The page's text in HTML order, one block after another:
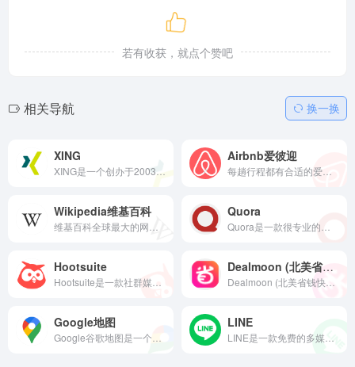
若有收获，就点个赞吧
相关导航 换一换
XING
XING是一个创办于2003年的德国社交网站，其总部位于德国汉堡；它以就业为导向，为小世界网络方面的专业人士提供服务；它支持包括英语、德语、法语、意大利语、日语、西班牙语、简体中文、俄语在内的16中语言；它的部分功能跟美国的领英和欧洲的Viadeo比较类似。
Airbnb爱彼迎
每趟行程都有合适的爱彼迎房源 → 700 万个度假屋 → 200 万个「房客推荐」房源 → 遍布全球逾 220 个国家和地区
Wikipedia维基百科
维基百科全球最大的网络百科全书网站，支持多种语言，提供多语言百科全书式的协作计划。
Quora
Hootsuite
Hootsuite是一款社群媒体管理工具,可让您在一个仪表板中管理和追踪所有社群媒体活动。
Dealmoon (北美省钱快报)
Dealmoon (北美省钱快报)，海外华人中最大的导购网站及社区。
Google地图
Google谷歌地图是一个覆盖全球220多个国家和地区的综合导航和探索平台。
LINE
LINE是一款免费的多媒体即时通讯应用程序，最初由韩国的Naver Corporation在日本开发，于2011年6月推出，在日本、台湾、泰国、印度尼西亚和马来西亚非常流行，其中有60%的用户来自日本。